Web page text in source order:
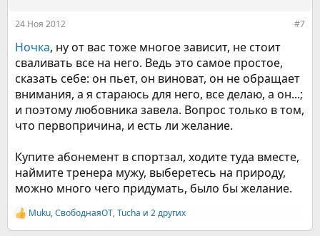
24 Ноя 2012 #7
Ночка, ну от вас тоже многое зависит, не стоит
сваливать все на него. Ведь это самое простое,
сказать себе: он пьет, он виноват, он не обращает
внимания, а я стараюсь для него, все делаю, а он...;
и поэтому любовника завела. Вопрос только в том,
что первопричина, и есть ли желание.
Купите абонемент в спортзал, ходите туда вместе,
наймите тренера мужу, выберетесь на природу,
можно много чего придумать, было бы желание.
Р
е
Muku,СвободнаяОТ,Tucha и 2 других